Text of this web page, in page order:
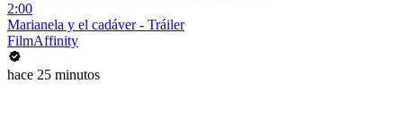
2:00
Marianela y el cadáver - Tráiler
FilmAffinity
hace 25 minutos